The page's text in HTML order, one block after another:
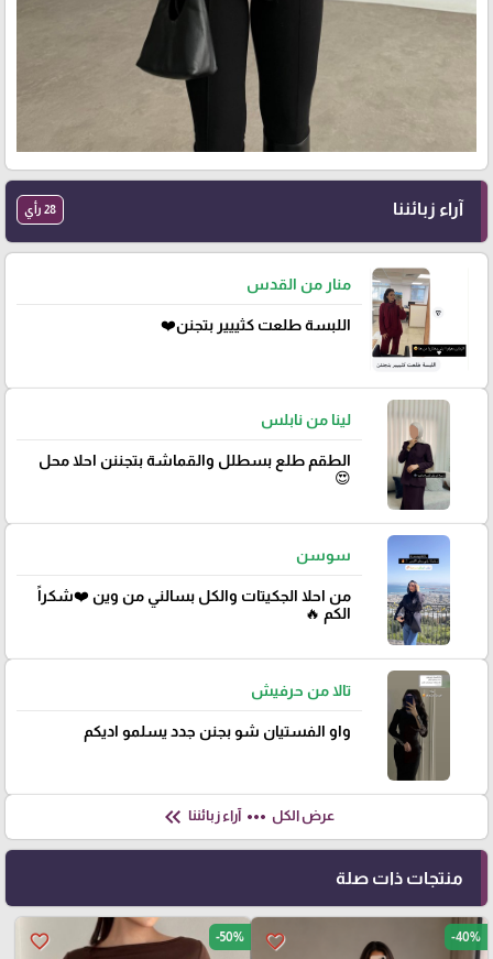
آراء زبائننا 28 رأي
منار من القدس
اللبسة طلعت كثييير بتجنن❤️
لينا من نابلس
الطقم طلع بسطلل والقماشة بتجننن احلا محل
😍
سوسن
من احلا الجكيتات والكل بسالني من وين ❤️شكراً
الكم 🔥
تالا من حرفيش
واو الفستيان شو بجنن جدد يسلمو اديكم
عرض الكل more_horiz آراء زبائننا keyboard_double_arrow_left
منتجات ذات صلة
favorite_border -40%
favorite_border -50%